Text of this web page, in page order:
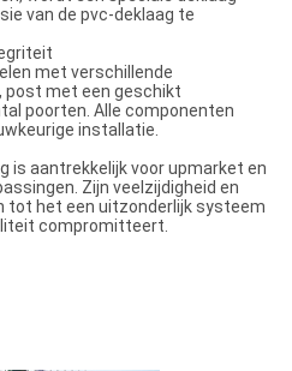
van de pvc-deklaag te
met verschillende
post met een geschikt
poorten. Alle componenten
installatie.
is aantrekkelijk voor upmarket en
Zijn veelzijdigheid en
tot het een uitzonderlijk systeem
compromitteert.